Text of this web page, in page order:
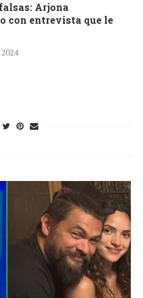
Arjona
con entrevista que le